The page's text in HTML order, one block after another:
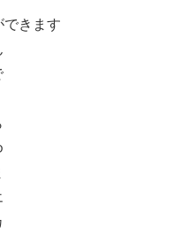
きます